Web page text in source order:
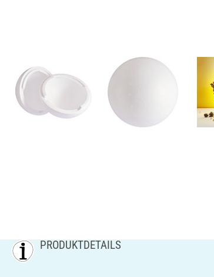
PRODUKTDETAILS